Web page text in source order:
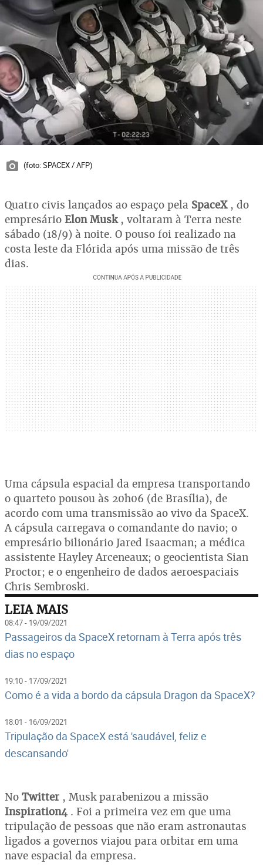
(foto: SPACEX / AFP)
Quatro civis lançados ao espaço pela SpaceX , do
empresário Elon Musk, voltaram à Terra neste
sábado (18/9) à noite. O pouso foi realizado na
costa leste da Flórida após uma missão de três
dias.
Uma cápsula espacial da empresa transportando
o quarteto pousou às 20h06 (de Brasília), de
acordo com uma transmissão ao vivo da SpaceX.
A cápsula carregava o comandante do navio; o
empresário bilionário Jared Isaacman; a médica
assistente Hayley Arceneaux; o geocientista Sian
Proctor; e o engenheiro de dados aeroespaciais
Chris Sembroski.
LEIA MAIS
08:47 - 19/09/2021
Passageiros da SpaceX retornam à Terra após três
dias no espaço
19:10 - 17/09/2021
Como é a vida a bordo da cápsula Dragon da SpaceX?
18:01 - 16/09/2021
Tripulação da SpaceX está 'saudável, feliz e
descansando'
No Twitter , Musk parabenizou a missão
Inspiration4 . Foi a primeira vez em que uma
tripulação de pessoas que não eram astronautas
ligados a governos viajou para orbitar em uma
nave espacial da empresa.